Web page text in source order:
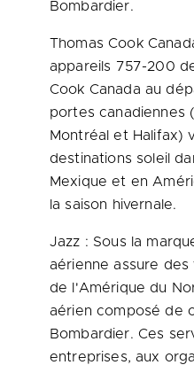
Bombardier.
Thomas Cook
appareils 757-200
Cook Canada au
portes canadiennes
Montréal et Halifax)
destinations soleil
Mexique et en
la saison hivernale.
Jazz : Sous la
aérienne assure des
de l'Amérique du
aérien composé de
Bombardier. Ces
entreprises, aux